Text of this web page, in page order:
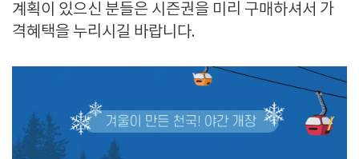
계획이 있으신 분들은 시즌권을 미리 구매하셔서 가
격혜택을 누리시길 바랍니다.